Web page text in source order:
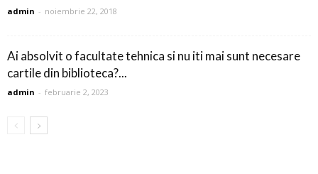
admin - noiembrie 22, 2018
Ai absolvit o facultate tehnica si nu iti mai sunt necesare
cartile din biblioteca?...
admin - februarie 2, 2023